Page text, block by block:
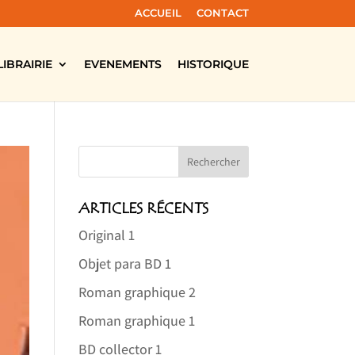
ACCUEIL CONTACT
EVENEMENTS HISTORIQUE
ARTICLES RÉCENTS
Original 1
Objet para BD 1
Roman graphique 2
Roman graphique 1
BD collector 1